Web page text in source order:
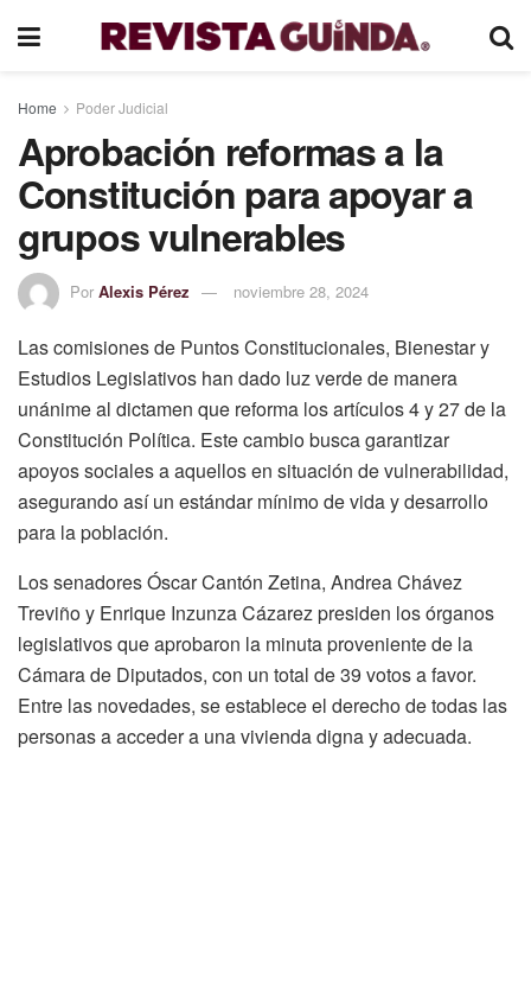
Home Poder Judicial
Aprobación reformas a la
Constitución para apoyar a
grupos vulnerables
Por Alexis Pérez noviembre 28, 2024
Las comisiones de Puntos Constitucionales, Bienestar y
Estudios Legislativos han dado luz verde de manera
unánime al dictamen que reforma los artículos 4 y 27 de la
Constitución Política. Este cambio busca garantizar
apoyos sociales a aquellos en situación de vulnerabilidad,
asegurando así un estándar mínimo de vida y desarrollo
para la población.
Los senadores Óscar Cantón Zetina, Andrea Chávez
Treviño y Enrique Inzunza Cázarez presiden los órganos
legislativos que aprobaron la minuta proveniente de la
Cámara de Diputados, con un total de 39 votos a favor.
Entre las novedades, se establece el derecho de todas las
personas a acceder a una vivienda digna y adecuada.